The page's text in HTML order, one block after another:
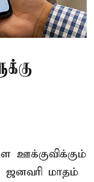
ஊக்குவிக்கும்
மாதம்